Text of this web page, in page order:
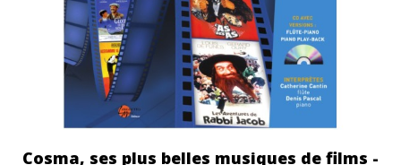
Cosma, ses plus belles musiques de films -